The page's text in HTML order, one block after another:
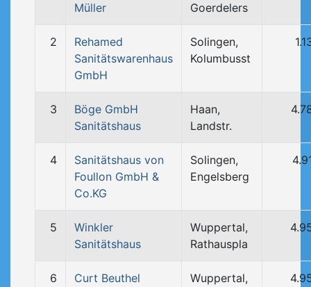
Müller
Goerdelers
2
Rehamed
Sanitätswarenhaus
GmbH
Solingen,
Kolumbusst
3
Böge GmbH
Sanitätshaus
Haan,
Landstr.
4
Sanitätshaus von
Foullon GmbH &
Co.KG
Solingen,
Engelsberg
5
Winkler
Sanitätshaus
Wuppertal,
Rathauspla
6
Curt Beuthel
Wuppertal,